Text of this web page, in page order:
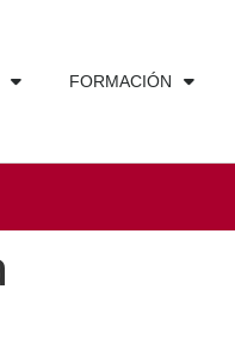
FORMACIÓN